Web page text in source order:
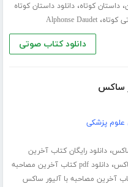
،داستان کوتاه،دانلود داستان کوتاه
کوتاه،Alphonse Daudet
دانلود کتاب صوتی
ساکس
پزشکی
،دانلود رایگان کتاب آخرین
،
دانلود pdf کتاب آخرین مصاحبه
آخرین مصاحبه با آلیور ساکس